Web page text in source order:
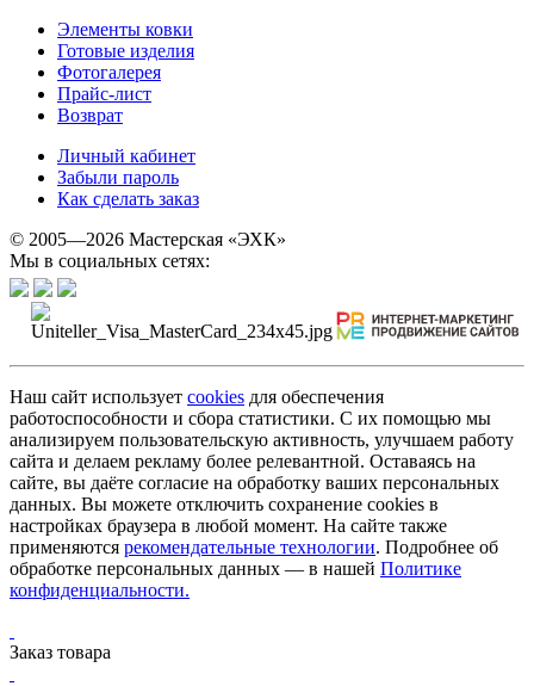
Элементы ковки
Готовые изделия
Фотогалерея
Прайс-лист
Возврат
Личный кабинет
Забыли пароль
Как сделать заказ
© 2005—2026 Мастерская «ЭХК»
Мы в социальных сетях:
Наш сайт использует cookies для обеспечения
работоспособности и сбора статистики. С их помощью мы
анализируем пользовательскую активность, улучшаем работу
сайта и делаем рекламу более релевантной. Оставаясь на
сайте, вы даёте согласие на обработку ваших персональных
данных. Вы можете отключить сохранение cookies в
настройках браузера в любой момент. На сайте также
применяются рекомендательные технологии. Подробнее об
обработке персональных данных — в нашей Политике
конфиденциальности.
Заказ товара